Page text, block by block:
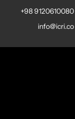
9120610080 98+
info@icri.co